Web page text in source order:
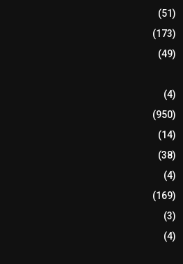
(51)
(173)
(49)
(4)
(950)
(14)
(38)
(4)
(169)
(3)
(4)